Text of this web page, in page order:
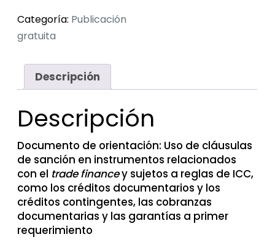
Categoría: Publicación
gratuita
Descripción
Descripción
Documento de orientación: Uso de cláusulas
de sanción en instrumentos relacionados
con el trade financey sujetos a reglas de ICC,
como los créditos documentarios y los
créditos contingentes, las cobranzas
documentarias y las garantías a primer
requerimiento